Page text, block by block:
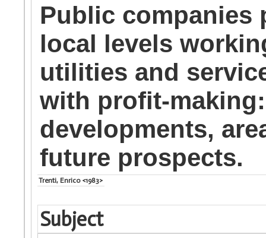
Public companies
local levels
utilities and
with profit-
developments,
future prospects.
Trenti, Enrico <1983>
Subject